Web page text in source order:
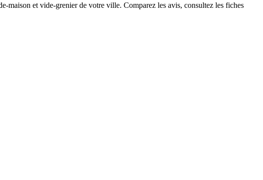
maison et vide-grenier de votre ville. Comparez les avis, consultez les fiches